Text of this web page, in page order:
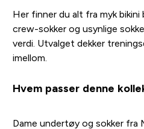
Her finner du alt fra myk
crew-sokker og usynlige
verdi. Utvalget dekker
imellom.
Hvem passer denne
Dame undertøy og sokker